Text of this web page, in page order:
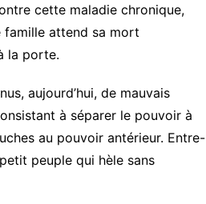
cette maladie chronique,
famille attend sa mort
la porte.
aujourd’hui, de mauvais
à séparer le pouvoir à
au pouvoir antérieur. Entre-
peuple qui hèle sans